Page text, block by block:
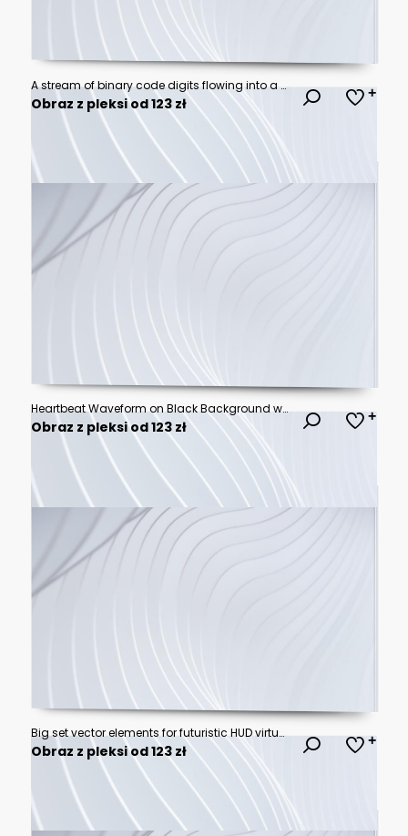
A stream of binary code digits flowing into a glowing data processing interface with light trails representing information transfer and analysis
Obraz z pleksi od 123 zł
Heartbeat Waveform on Black Background with Medical Monitor EKG Line, Digital Cardiogram Pulse Graph and Healthcare Technology Illustration
Obraz z pleksi od 123 zł
Big set vector elements for futuristic HUD virtual user interface. Mega set of futuristic elements of geometric shapes, frames and sights
Obraz z pleksi od 123 zł